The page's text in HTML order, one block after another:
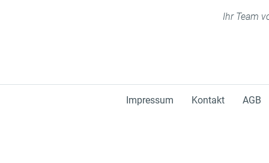
Ihr Team
Impressum Kontakt AGB